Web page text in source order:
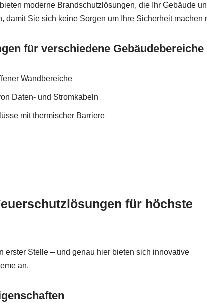
moderne Brandschutzlösungen, die Ihr Gebäude
damit Sie sich keine Sorgen um Ihre Sicherheit machen
für verschiedene Gebäudebereiche
Wandbereiche
Daten- und Stromkabeln
mit thermischer Barriere
für höchste
erster Stelle – und genau hier bieten sich innovative
an.